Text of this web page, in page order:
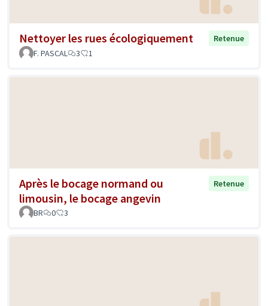
Nettoyer les rues écologiquement
Retenue
F. PASCAL
3 1
Après le bocage normand ou
limousin, le bocage angevin
Retenue
BR 0 3